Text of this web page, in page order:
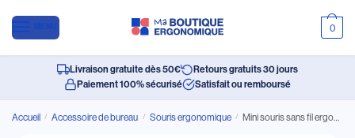
MENU 0
Livraison gratuite dès 50€
Retours gratuits 30 jours
Paiement 100% sécurisé
Satisfait ou remboursé
Accueil / Accessoire de bureau / Souris ergonomique / Mini souris sans fil ergonomique